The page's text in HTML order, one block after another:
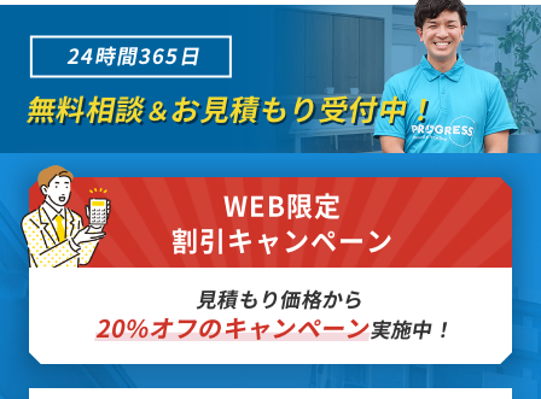
24時間365日
無料相談＆お見積もり受付中！
WEB限定
割引キャンペーン
見積もり価格から
20%オフのキャンペーン実施中！